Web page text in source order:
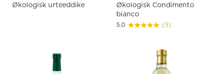
Økologisk urteeddike
Økologisk Condimento
bianco
5.0 (5)